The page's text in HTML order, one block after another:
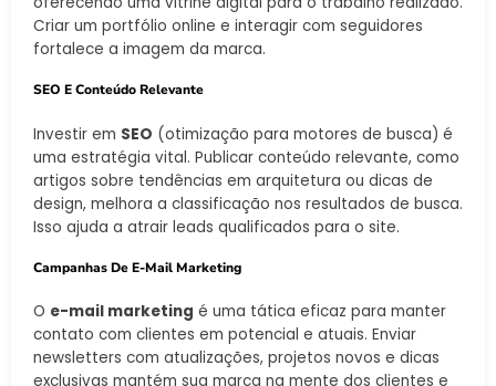
Criar um portfólio online e interagir com seguidores
fortalece a imagem da marca.
SEO E Conteúdo Relevante
Investir em SEO (otimização para motores de busca) é
uma estratégia vital. Publicar conteúdo relevante, como
artigos sobre tendências em arquitetura ou dicas de
design, melhora a classificação nos resultados de busca.
Isso ajuda a atrair leads qualificados para o site.
Campanhas De E-Mail Marketing
O e-mail marketing é uma tática eficaz para manter
contato com clientes em potencial e atuais. Enviar
newsletters com atualizações, projetos novos e dicas
exclusivas mantém sua marca na mente dos clientes e